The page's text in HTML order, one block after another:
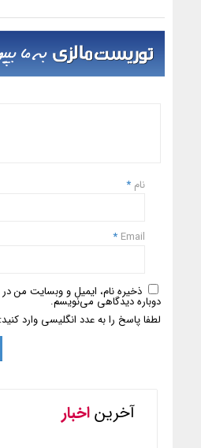
نام *
Email
*
ذخیره نام، ایمیل و وبسایت من در
دوباره دیدگاهی می‌نویسم.
لطفا پاسخ را به عدد انگلیسی وارد کنید:
آخریناخبار